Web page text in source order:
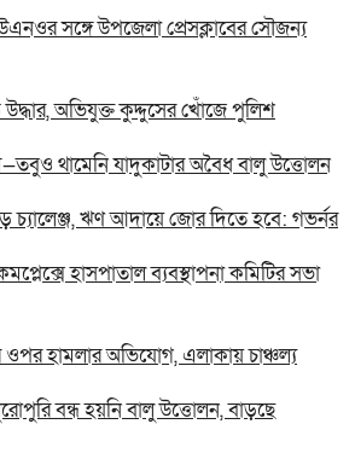
সঙ্গে উপজেলা প্রেসক্লাবের সৌজন্য
উদ্ধার, অভিযুক্ত কুদ্দুসের খোঁজে পুলিশ
থামেনি যাদুকাটার অবৈধ বালু উত্তোলন
ঋণ আদায়ে জোর দিতে হবে: গভর্নর
হাসপাতাল ব্যবস্থাপনা কমিটির সভা
ওপর হামলার অভিযোগ, এলাকায় চাঞ্চল্য
বন্ধ হয়নি বালু উত্তোলন, বাড়ছে